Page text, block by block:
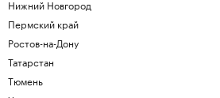
Нижний Новгород
Пермский край
Ростов-на-Дону
Татарстан
Тюмень